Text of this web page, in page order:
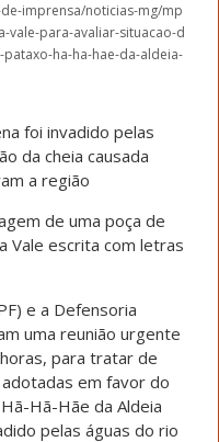
imprensa/noticias-mg/mp
vale-para-avaliar-situacao-d
ha-ha-hae-da-aldeia-
foi invadido pelas
da cheia causada
a região
e a Defensoria
uma reunião urgente
para tratar de
em favor do
Hã-Hãe da Aldeia
pelas águas do rio